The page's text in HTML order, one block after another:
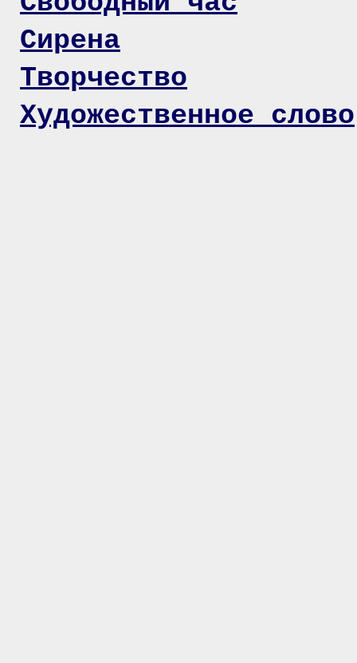
Сирена
Творчество
Художественное слово